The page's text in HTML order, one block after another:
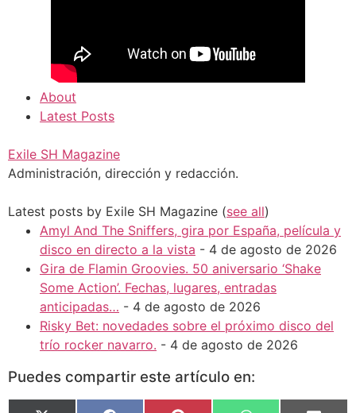
About
Latest Posts
Exile SH Magazine
Administración, dirección y redacción.
Latest posts by Exile SH Magazine (see all)
Amyl And The Sniffers, gira por España, película y
disco en directo a la vista - 4 de agosto de 2026
Gira de Flamin Groovies. 50 aniversario ‘Shake
Some Action’. Fechas, lugares, entradas
anticipadas… - 4 de agosto de 2026
Risky Bet: novedades sobre el próximo disco del
trío rocker navarro. - 4 de agosto de 2026
Puedes compartir este artículo en: